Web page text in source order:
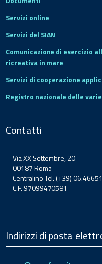
Servizi online
Servizi del SIAN
Comunicazione di esercizio
ricreativa in mare
Servizi di cooperazione
Registro nazionale delle
Contatti
Via XX Settembre, 20
00187 Roma
Centralino Tel. (+39) 06.46651
C.F. 97099470581
Indirizzi di posta